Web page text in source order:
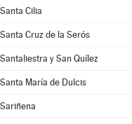
Santa Cilia
Santa Cruz de la Serós
Santaliestra y San Quílez
Santa María de Dulcis
Sariñena